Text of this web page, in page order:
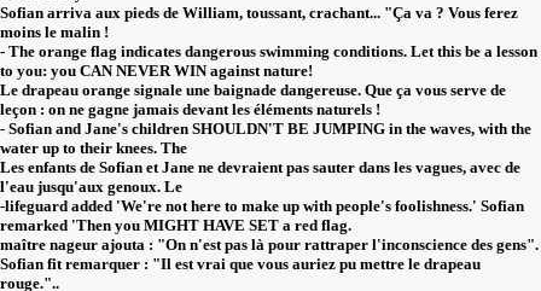
Sofian arriva aux pieds de William, toussant, crachant... "Ça va ? Vous ferez
moins le malin !
- The orange flag indicates dangerous swimming conditions. Let this be a lesson
to you: you CAN NEVER WIN against nature!
Le drapeau orange signale une baignade dangereuse. Que ça vous serve de
leçon : on ne gagne jamais devant les éléments naturels !
- Sofian and Jane's children SHOULDN'T BE JUMPING in the waves, with the
water up to their knees. The
Les enfants de Sofian et Jane ne devraient pas sauter dans les vagues, avec de
l'eau jusqu'aux genoux. Le
-lifeguard added 'We're not here to make up with people's foolishness.' Sofian
remarked 'Then you MIGHT HAVE SET a red flag.
maître nageur ajouta : "On n'est pas là pour rattraper l'inconscience des gens".
Sofian fit remarquer : "Il est vrai que vous auriez pu mettre le drapeau
rouge."..